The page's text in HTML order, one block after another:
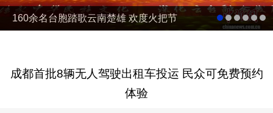
160余名台胞踏歌云南楚雄 欢度火把节
成都首批8辆无人驾驶出租车投运 民众可免费预约
体验